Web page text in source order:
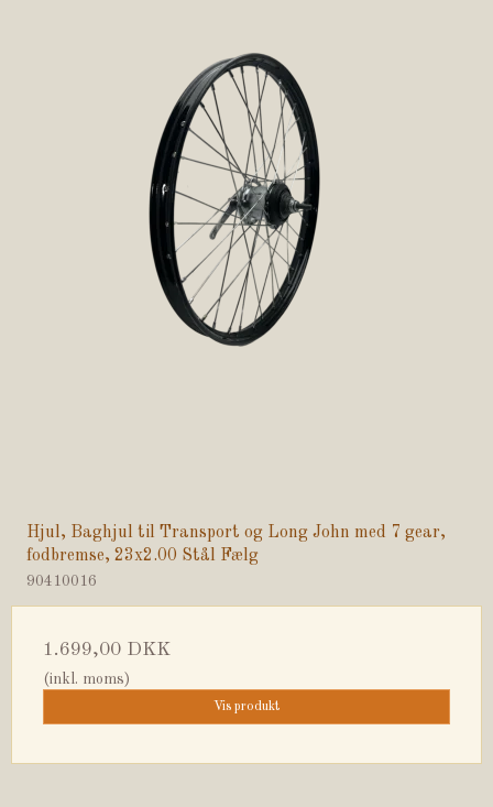
Hjul, Baghjul til Transport og Long John med 7 gear,
fodbremse, 23x2.00 Stål Fælg
90410016
1.699,00 DKK
(inkl. moms)
Vis produkt